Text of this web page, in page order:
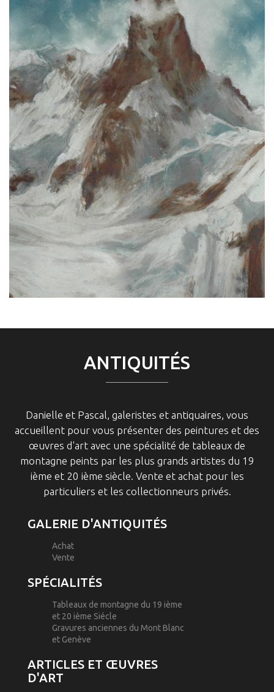
ANTIQUITÉS
Danielle et Pascal, galeristes et antiquaires, vous
accueillent pour vous présenter des peintures et des
œuvres d'art avec une spécialité de tableaux de
montagne peints par les plus grands artistes du 19
ième et 20 ième siècle. Vente et achat pour les
particuliers et les collectionneurs privés.
GALERIE D'ANTIQUITÉS
Achat
Vente
SPÉCIALITÉS
Tableaux de montagne du 19 ième
et 20 ième Siécle
Gravures anciennes du Mont Blanc
et Genève
ARTICLES ET ŒUVRES
D'ART